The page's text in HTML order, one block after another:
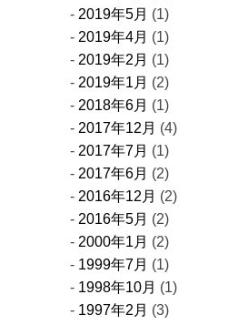
2019年5月 (1)
2019年4月 (1)
2019年2月 (1)
2019年1月 (2)
2018年6月 (1)
2017年12月 (4)
2017年7月 (1)
2017年6月 (2)
2016年12月 (2)
2016年5月 (2)
2000年1月 (2)
1999年7月 (1)
1998年10月 (1)
1997年2月 (3)